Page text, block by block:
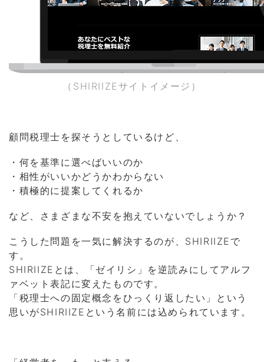
（SHIRIIZEサイトイメージ）
顧問税理士を探そうとしているけど、
・何を基準に選べばいいのか
・相性がいいかどうかわからない
・積極的に提案してくれるか
など、さまざまな不安を抱えていないでしょうか？
こうした問題を一気に解決するのが、SHIRIIZEで
す。
SHIRIIZEとは、「ゼイリシ」を逆読みにしてアルフ
ァベット表記に変えたものです。
「税理士への固定概念をひっくり返したい」という
思いがSHIRIIZEという名前には込められています。